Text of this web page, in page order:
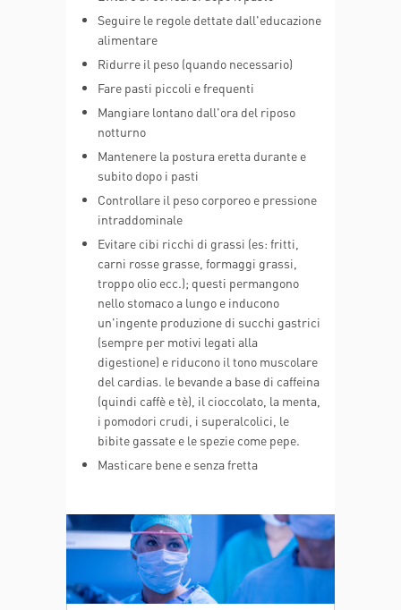
Seguire le regole dettate dall'educazione
alimentare
Ridurre il peso (quando necessario)
Fare pasti piccoli e frequenti
Mangiare lontano dall'ora del riposo
notturno
Mantenere la postura eretta durante e
subito dopo i pasti
Controllare il peso corporeo e pressione
intraddominale
Evitare cibi ricchi di grassi (es: fritti,
carni rosse grasse, formaggi grassi,
troppo olio ecc.); questi permangono
nello stomaco a lungo e inducono
un'ingente produzione di succhi gastrici
(sempre per motivi legati alla
digestione) e riducono il tono muscolare
del cardias. le bevande a base di caffeina
(quindi caffè e tè), il cioccolato, la menta,
i pomodori crudi, i superalcolici, le
bibite gassate e le spezie come pepe.
Masticare bene e senza fretta